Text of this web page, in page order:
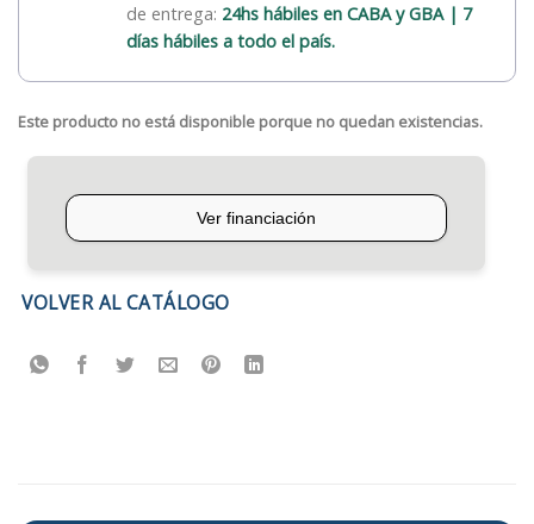
de entrega: 24hs hábiles en CABA y GBA | 7
días hábiles a todo el país.
Este producto no está disponible porque no quedan existencias.
VOLVER AL CATÁLOGO